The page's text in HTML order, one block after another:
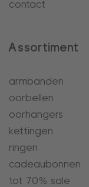
contact
Assortiment
armbanden
oorbellen
oorhangers
kettingen
ringen
cadeaubonnen
tot 70% sale